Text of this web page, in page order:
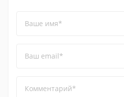
Ваше имя*
Ваш email*
Комментарий*